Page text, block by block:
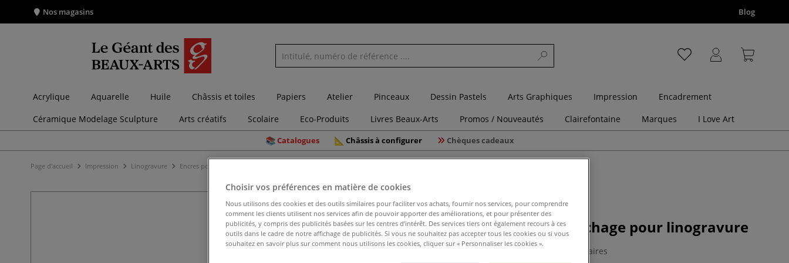
Nos magasins Blog
Acrylique Aquarelle Huile Châssis et toiles Papiers Atelier Pinceaux Dessin Pastels Arts Graphiques Impression
Encadrement
Céramique Modelage Sculpture
Arts créatifs Scolaire Eco-Produits Livres Beaux-Arts Promos / Nouveautés Clairefontaine Marques I Love Art
Catalogues Châssis à configurer Chèques cadeaux
Page d'accueil Impression Linogravure Encres pour linogravure
Retardateur de séchage pour linogravure
0 Commentaires
Choisir vos préférences en matière de cookies
Nous utilisons des cookies et des outils similaires pour faciliter vos achats, fournir nos services, pour comprendre
comment les clients utilisent nos services afin de pouvoir apporter des améliorations, et pour présenter des
publicités, y compris des publicités basées sur les centres d’intérêt. Des services tiers ont également recours à ces
outils dans le cadre de notre affichage de publicités. Si vous ne souhaitez pas accepter tous les cookies ou si vous
souhaitez en savoir plus sur comment nous utilisons les cookies, cliquer sur « Personnaliser les cookies ».